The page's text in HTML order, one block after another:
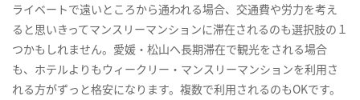
ライベートで遠いところから通われる場合、交通費や労力を考え
ると思いきってマンスリーマンションに滞在されるのも選択肢の１
つかもしれません。愛媛・松山へ長期滞在で観光をされる場合
も、ホテルよりもウィークリー・マンスリーマンションを利用さ
れる方がずっと格安になります。複数で利用されるのもOKです。